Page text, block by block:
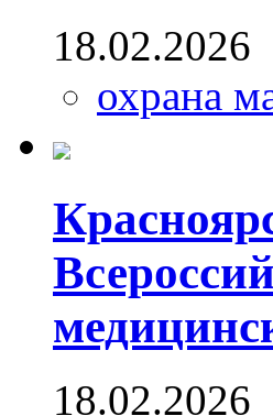
18.02.2026
охрана
18.02.2026